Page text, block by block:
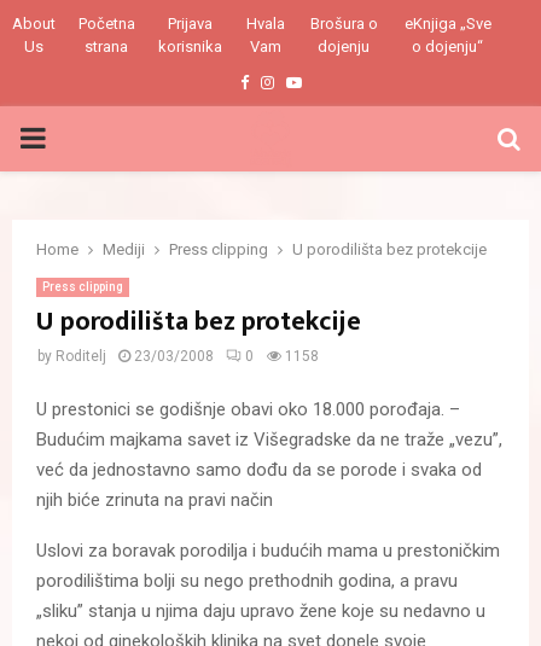
About
Us
Početna
strana
Prijava
korisnika
Hvala
Vam
Brošura o
dojenju
eKnjiga „Sve
o dojenju“
Facebook
Instagram
Youtube
PRIMARY
Home Mediji Press clipping U porodilišta bez protekcije
Press clipping
U porodilišta bez protekcije
by Roditelj 23/03/2008 0 1158
U prestonici se godišnje obavi oko 18.000 porođaja. –
Budućim majkama savet iz Višegradske da ne traže „vezu”,
već da jednostavno samo dođu da se porode i svaka od
njih biće zrinuta na pravi način
Uslovi za boravak porodilja i budućih mama u prestoničkim
porodilištima bolji su nego prethodnih godina, a pravu
„sliku” stanja u njima daju upravo žene koje su nedavno u
nekoj od ginekoloških klinika na svet donele svoje